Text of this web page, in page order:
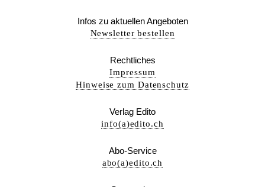
Infos zu aktuellen Angeboten
Newsletter bestellen
Rechtliches
Impressum
Hinweise zum Datenschutz
Verlag Edito
info(a)edito.ch
Abo-Service
abo(a)edito.ch